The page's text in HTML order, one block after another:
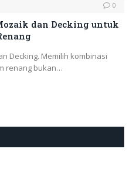
0
dan Decking untuk
Decking. Memilih kombinasi
renang bukan…